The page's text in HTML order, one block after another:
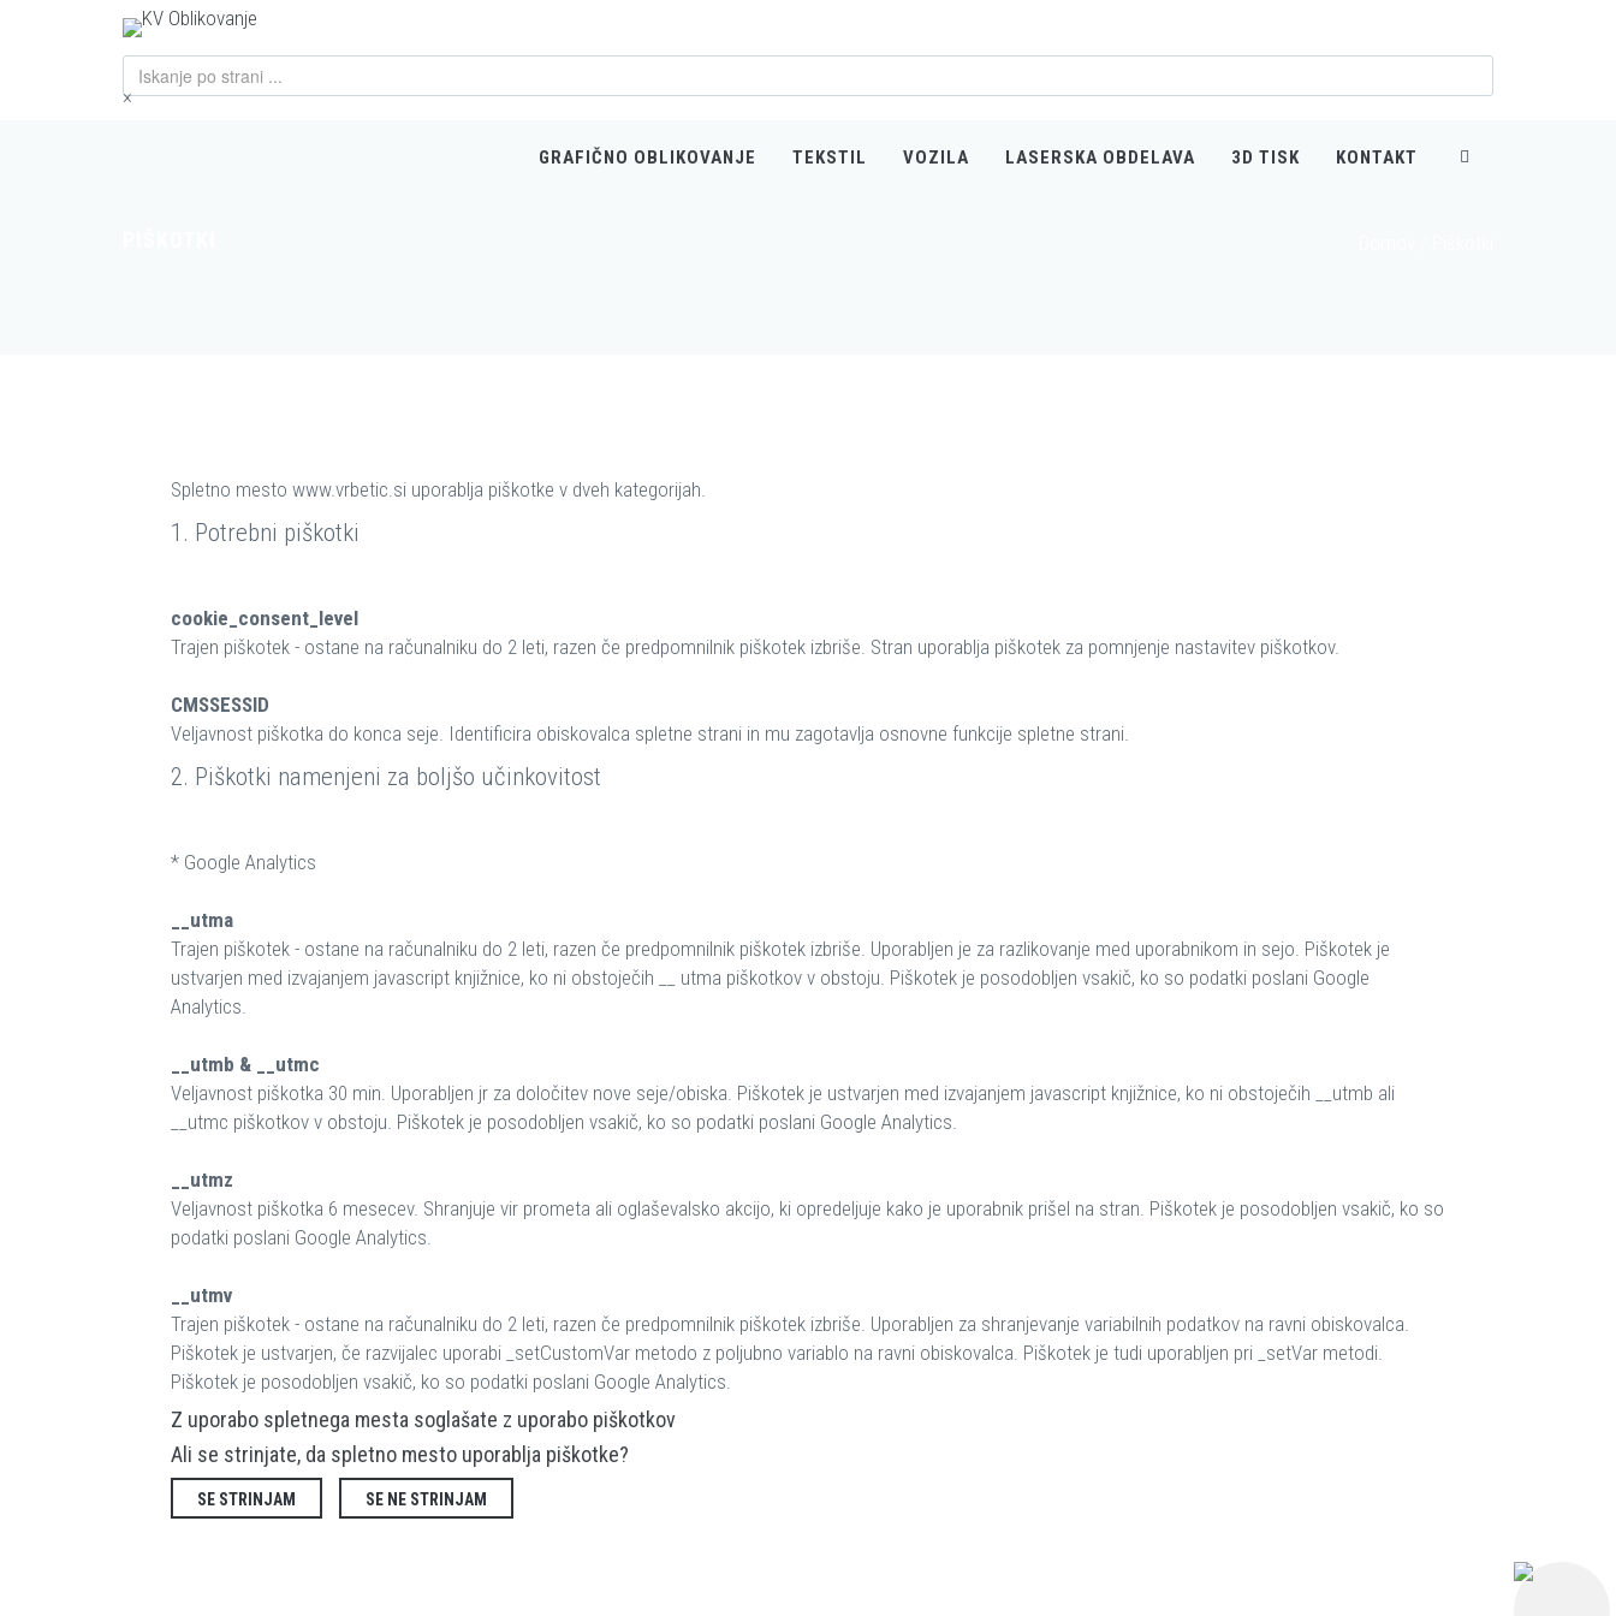
×
GRAFIČNO OBLIKOVANJE TEKSTIL VOZILA LASERSKA OBDELAVA 3D TISK KONTAKT
Spletno mesto www.vrbetic.si uporablja piškotke v dveh kategorijah.
1. Potrebni piškotki
cookie_consent_level
Trajen piškotek - ostane na računalniku do 2 leti, razen če predpomnilnik piškotek izbriše. Stran uporablja piškotek za pomnjenje nastavitev piškotkov.
CMSSESSID
Veljavnost piškotka do konca seje. Identificira obiskovalca spletne strani in mu zagotavlja osnovne funkcije spletne strani.
2. Piškotki namenjeni za boljšo učinkovitost
* Google Analytics
__utma
Trajen piškotek - ostane na računalniku do 2 leti, razen če predpomnilnik piškotek izbriše. Uporabljen je za razlikovanje med uporabnikom in sejo. Piškotek je
ustvarjen med izvajanjem javascript knjižnice, ko ni obstoječih __ utma piškotkov v obstoju. Piškotek je posodobljen vsakič, ko so podatki poslani Google
Analytics.
__utmb & __utmc
Veljavnost piškotka 30 min. Uporabljen jr za določitev nove seje/obiska. Piškotek je ustvarjen med izvajanjem javascript knjižnice, ko ni obstoječih __utmb ali
__utmc piškotkov v obstoju. Piškotek je posodobljen vsakič, ko so podatki poslani Google Analytics.
__utmz
Veljavnost piškotka 6 mesecev. Shranjuje vir prometa ali oglaševalsko akcijo, ki opredeljuje kako je uporabnik prišel na stran. Piškotek je posodobljen vsakič, ko so
podatki poslani Google Analytics.
__utmv
Trajen piškotek - ostane na računalniku do 2 leti, razen če predpomnilnik piškotek izbriše. Uporabljen za shranjevanje variabilnih podatkov na ravni obiskovalca.
Piškotek je ustvarjen, če razvijalec uporabi _setCustomVar metodo z poljubno variablo na ravni obiskovalca. Piškotek je tudi uporabljen pri _setVar metodi.
Piškotek je posodobljen vsakič, ko so podatki poslani Google Analytics.
Z uporabo spletnega mesta soglašate z uporabo piškotkov
Ali se strinjate, da spletno mesto uporablja piškotke?
SE STRINJAM SE NE STRINJAM